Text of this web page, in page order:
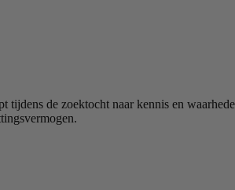
de zoektocht naar kennis en